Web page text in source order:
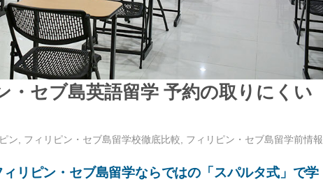
・セブ島英語留学 予約の取りにくい
ン フィリピン・セブ島留学校徹底比較 フィリピン・セブ島留学前情報
リピン・セブ島留学ならではの「スパルタ式」で学